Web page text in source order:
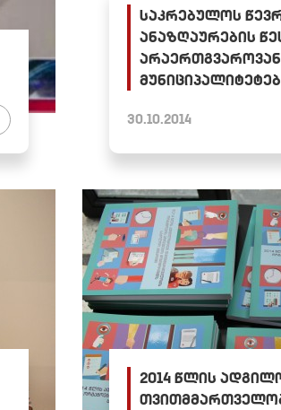
საკრებულოს
ანაზღაურების
30.10.2014
2014 წლის